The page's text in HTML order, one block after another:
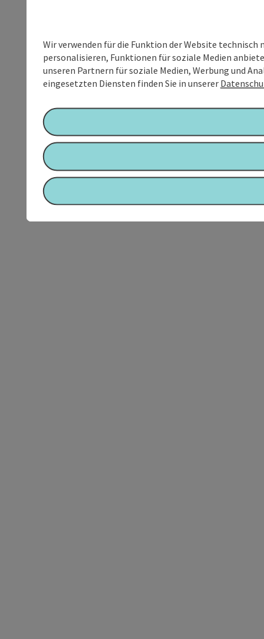
Wir verwenden für die Funktion der Website
personalisieren, Funktionen für soziale Medien
unseren Partnern für soziale Medien, Werbung und
eingesetzten Diensten finden Sie in unserer